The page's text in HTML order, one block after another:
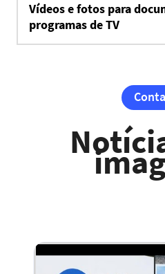
Vídeos e fotos para
programas de TV